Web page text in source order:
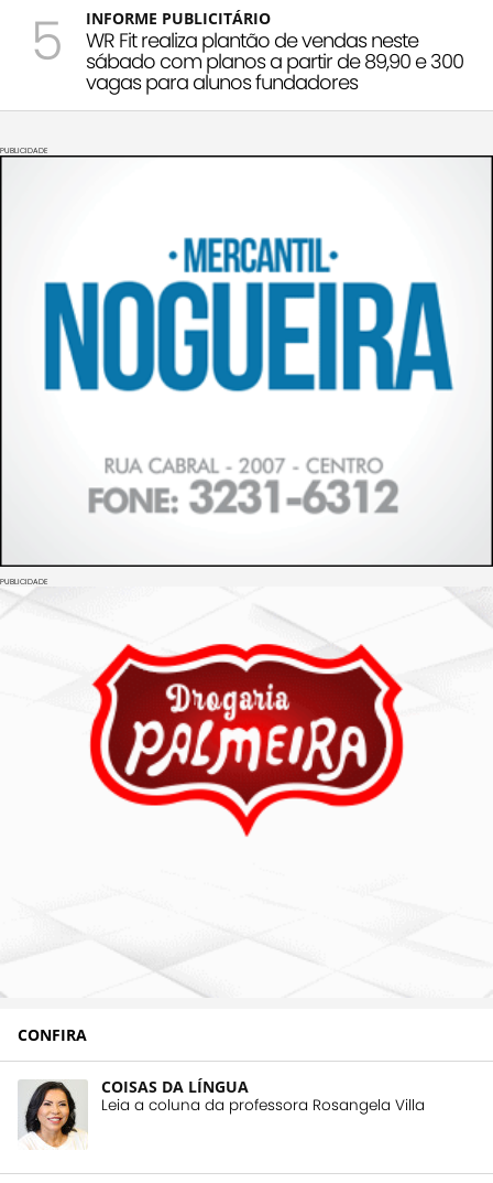
5 INFORME PUBLICITÁRIO
WR Fit realiza plantão de vendas neste
sábado com planos a partir de 89,90 e 300
vagas para alunos fundadores
PUBLICIDADE
PUBLICIDADE
CONFIRA
COISAS DA LÍNGUA
Leia a coluna da professora Rosangela Villa